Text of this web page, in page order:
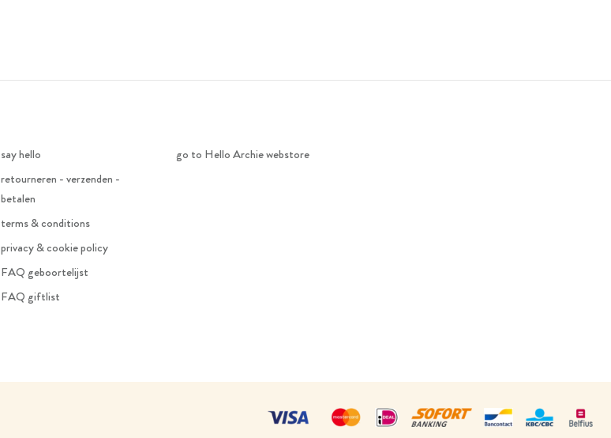
say hello
retourneren - verzenden -
betalen
terms & conditions
privacy & cookie policy
FAQ geboortelijst
FAQ giftlist
go to Hello Archie webstore